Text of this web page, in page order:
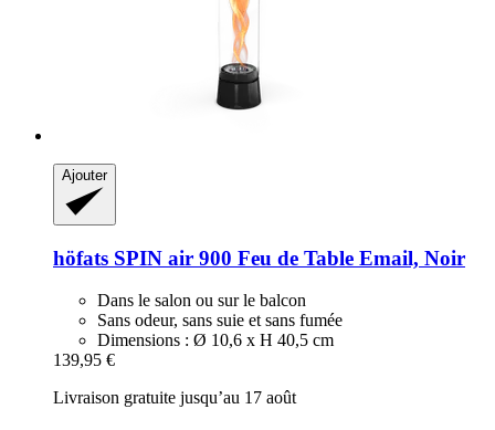
Ajouter
höfats SPIN air 900 Feu de Table Email, Noir
Dans le salon ou sur le balcon
Sans odeur, sans suie et sans fumée
Dimensions : Ø 10,6 x H 40,5 cm
139,95 €
Livraison gratuite jusqu’au 17 août